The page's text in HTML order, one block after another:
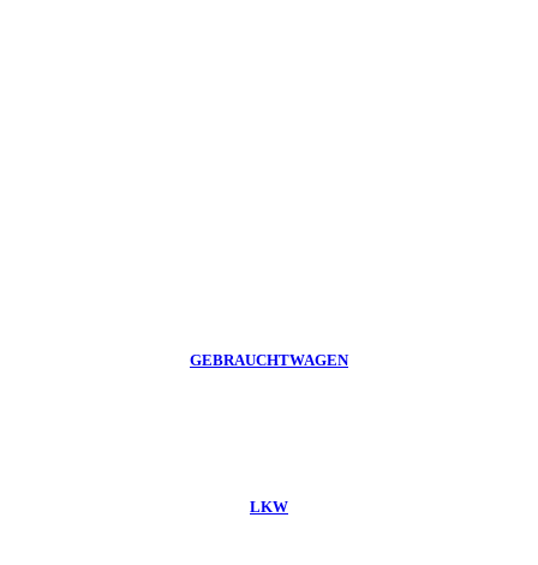
GEBRAUCHTWAGEN
LKW